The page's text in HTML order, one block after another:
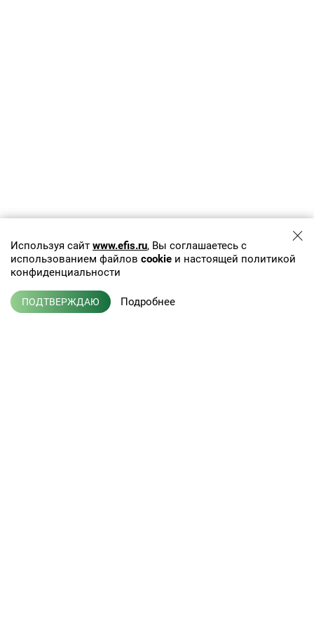
Используя сайт www.efis.ru, Вы соглашаетесь с
использованием файлов cookie и настоящей политикой
конфиденциальности
ПОДТВЕРЖДАЮ Подробнее